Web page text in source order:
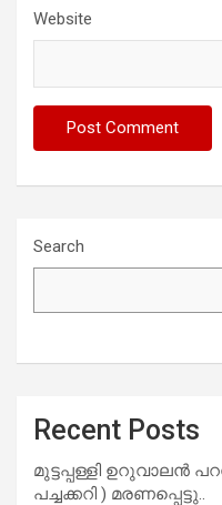
Website
Search
Recent Posts
മുട്ടപ്പള്ളി ഉറുവാലൻ
പച്ചക്കറി ) മരണപ്പെട്ടു..